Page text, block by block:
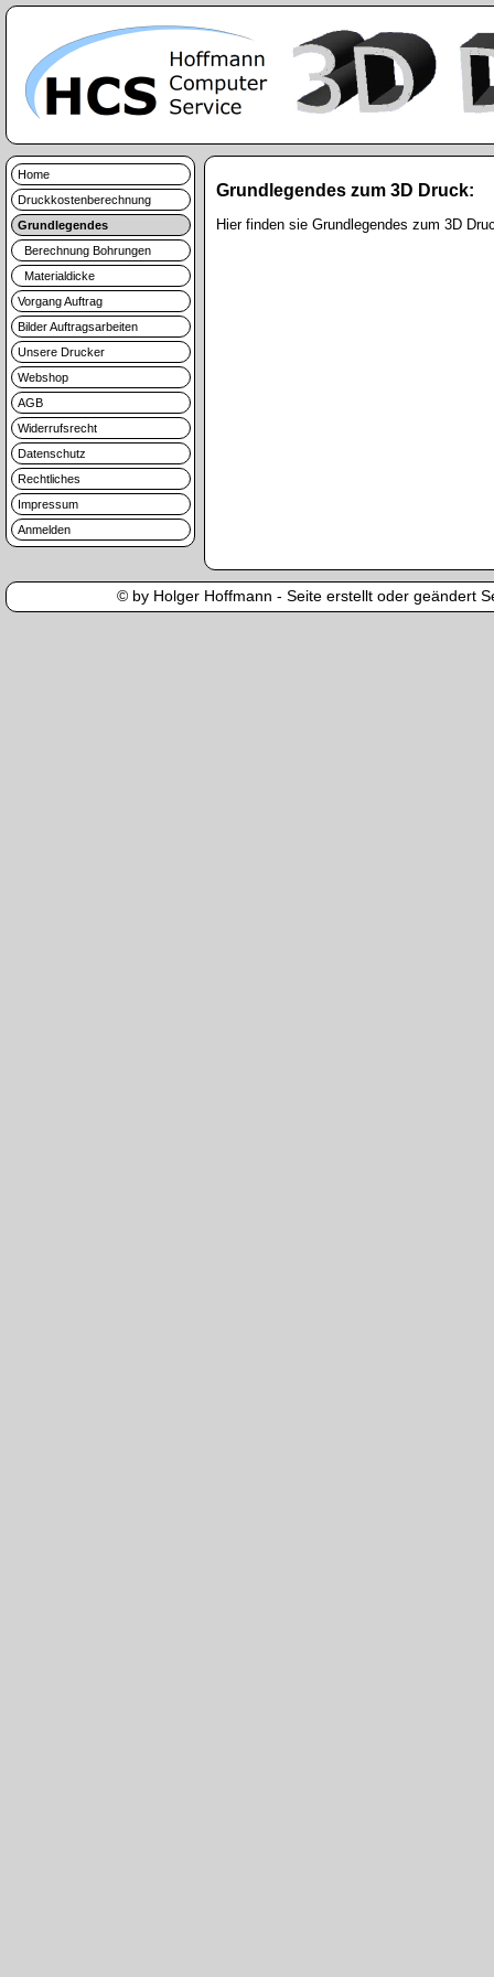
Home
Druckkostenberechnung
Grundlegendes
Berechnung Bohrungen
Materialdicke
Vorgang Auftrag
Bilder Auftragsarbeiten
Unsere Drucker
Webshop
AGB
Widerrufsrecht
Datenschutz
Rechtliches
Impressum
Anmelden
Grundlegendes zum 3D Druck:
Hier finden sie Grundlegendes zum 3D
© by Holger Hoffmann - Seite erstellt oder geändert